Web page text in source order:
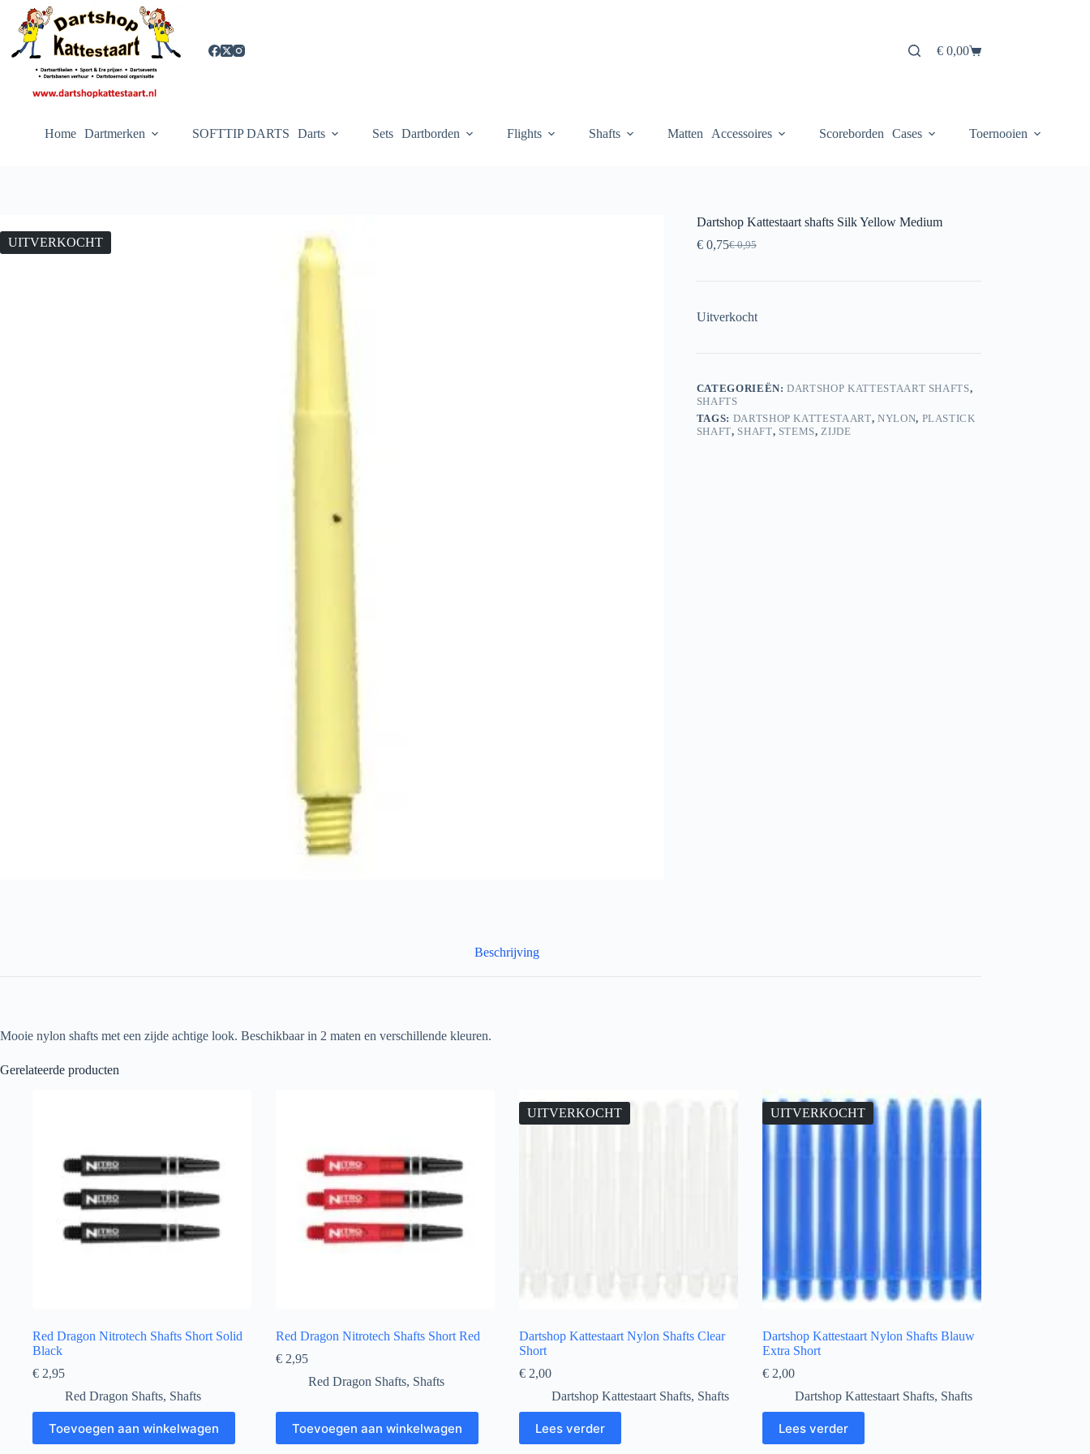
inhoud
Winkelwagen
€0,00
Home Dartmerken SOFTTIP DARTS Darts Sets Dartborden Flights Shafts Matten Accessoires Scoreborden Cases Toernooien
UITVERKOCHT
Dartshop Kattestaart shafts Silk Yellow Medium
€0,95
Oorspronkelijke
was:
€0,75Huidige
is:
Uitverkocht
CATEGORIEËN:DARTSHOP KATTESTAART SHAFTS,
SHAFTS
TAGS: DARTSHOP KATTESTAART, NYLON, PLASTICK
SHAFT, SHAFT, STEMS,ZIJDE
Beschrijving
Mooie nylon shafts met een zijde achtige look. Beschikbaar in 2 maten en verschillende kleuren.
Gerelateerde producten
Red Dragon Nitrotech Shafts Short Solid
Black
€ 2,95
Red Dragon Shafts, Shafts
Toevoegen aan winkelwagen
Red Dragon Nitrotech Shafts Short Red
€2,95
Red Dragon Shafts, Shafts
Toevoegen aan winkelwagen
UITVERKOCHT
Dartshop Kattestaart Nylon Shafts Clear
Short
€2,00
Dartshop Kattestaart Shafts, Shafts
Lees verder
UITVERKOCHT
Dartshop Kattestaart Nylon Shafts Blauw
Extra Short
€2,00
Dartshop Kattestaart Shafts, Shafts
Lees verder